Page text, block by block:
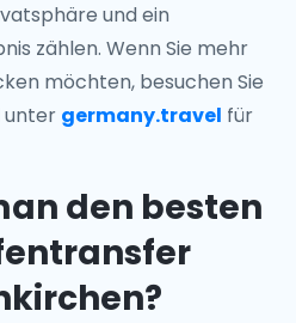
und ein
zählen. Wenn Sie mehr
möchten, besuchen Sie
unter germany.travel für
den besten